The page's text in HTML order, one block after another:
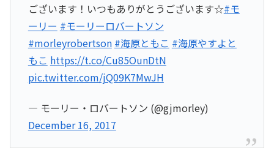
ございます！いつもありがとうございます☆#モ
ーリー #モーリーロバートソン
#morleyrobertson #海原ともこ #海原やすよと
もこ https://t.co/Cu85OunDtN
pic.twitter.com/jQ09K7MwJH
— モーリー・ロバートソン (@gjmorley)
December 16, 2017